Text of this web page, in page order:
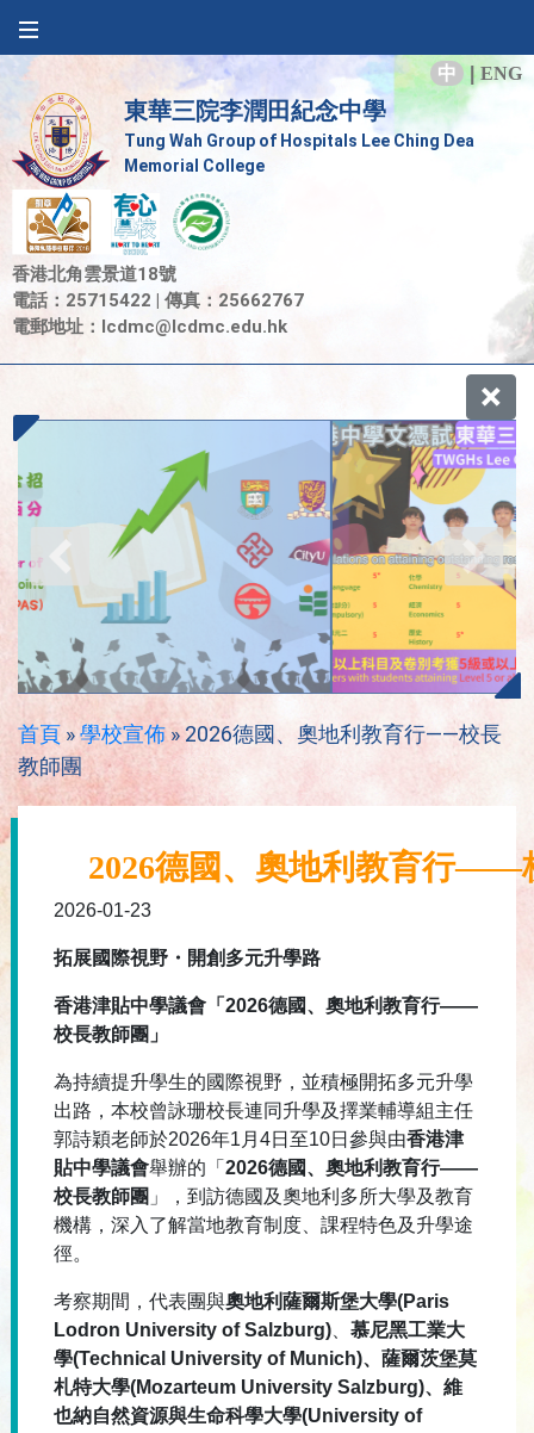
中 ENG
東華三院李潤田紀念中學
Tung Wah Group of Hospitals Lee Ching Dea
Memorial College
香港北角雲景道18號
電話：25715422 | 傳真：25662767
電郵地址： lcdmc@lcdmc.edu.hk
首頁 »學校宣佈 » 2026德國、奧地利教育行——校長
教師團
2026德國、奧地利教育行——
2026-01-23
拓展國際視野 ・ 開創多元升學路
香港津貼中學議會 「 2026德國、奧地利教育行——
校長教師團 」
為持續提升學生的國際視野，並積極開拓多元升學
出路， 本校曾詠珊校長連同升學及擇業輔導組主任
郭詩穎老師於2026年1月4日至10日參與由香港津
貼中學議會舉辦的「 2026德國、 奧地利教育行——
校長教師團 」， 到訪德國及奧地利多所大學及教育
機構，深入了解當地教育制度、 課程特色及升學途
徑。
考察期間，代表團與奧地利薩爾斯堡大學(Paris
Lodron University of Salzburg)
慕尼黑工業大
學(Technical University of Munich)、薩爾茨堡莫
札特大學(Mozarteum University Salzburg)、 維
也納自然資源與生命科學大學(University of